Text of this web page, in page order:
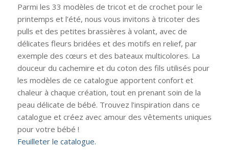
Parmi les 33 modèles de tricot et de crochet pour le
printemps et l’été, nous vous invitons à tricoter des
pulls et des petites brassières à volant, avec de
délicates fleurs bridées et des motifs en relief, par
exemple des cœurs et des bateaux multicolores. La
douceur du cachemire et du coton des fils utilisés pour
les modèles de ce catalogue apportent confort et
chaleur à chaque création, tout en prenant soin de la
peau délicate de bébé. Trouvez l’inspiration dans ce
catalogue et créez avec amour des vêtements uniques
pour votre bébé !
Feuilleter le catalogue.